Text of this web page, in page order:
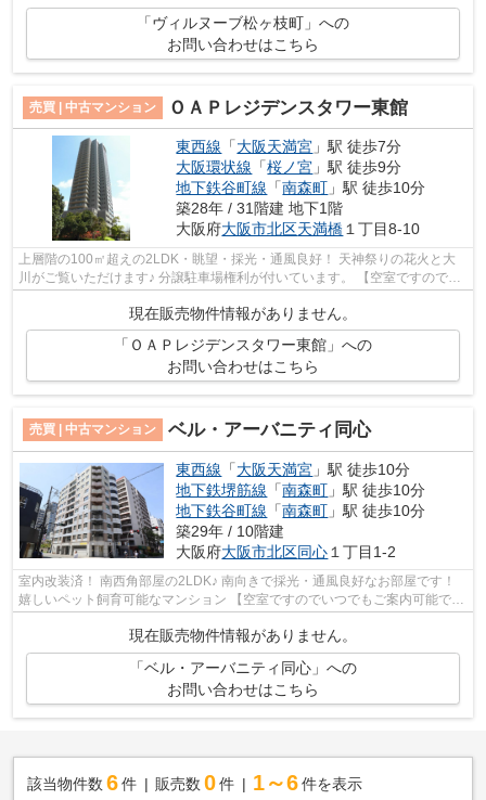
「ヴィルヌーブ松ヶ枝町」への
お問い合わせはこちら
売買 | 中古マンション ＯＡＰレジデンスタワー東館
東西線 「大阪天満宮 」駅 徒歩7分
大阪環状線 「桜ノ宮 」駅 徒歩9分
地下鉄谷町線 「南森町 」駅 徒歩10分
築28年 / 31階建 地下1階
大阪府大阪市北区天満橋 １丁目8-10
上層階の100㎡超えの2LDK・眺望・採光・通風良好！ 天神祭りの花火と大
川がご覧いただけます♪ 分譲駐車場権利が付いています。 【空室ですのでい
つでもご案内可能です！】
現在販売物件情報がありません。
「ＯＡＰレジデンスタワー東館」への
お問い合わせはこちら
売買 | 中古マンション ベル・アーバニティ同心
東西線 「大阪天満宮 」駅 徒歩10分
地下鉄堺筋線 「南森町 」駅 徒歩10分
地下鉄谷町線 「南森町 」駅 徒歩10分
築29年 / 10階建
大阪府大阪市北区同心 １丁目1-2
室内改装済！ 南西角部屋の2LDK♪ 南向きで採光・通風良好なお部屋です！
嬉しいペット飼育可能なマンション 【空室ですのでいつでもご案内可能で
現在販売物件情報がありません。
「ベル・アーバニティ同心」への
お問い合わせはこちら
該当物件数 6件 販売数 0 件 1～6 件を表示